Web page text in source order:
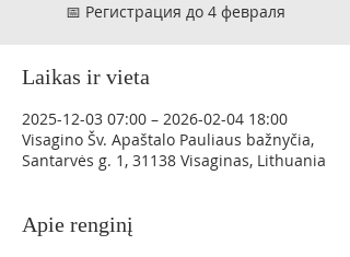
📅 Регистрация до 4 февраля
Laikas ir vieta
2025-12-03 07:00 – 2026-02-04 18:00
Visagino Šv. Apaštalo Pauliaus bažnyčia,
Santarvės g. 1, 31138 Visaginas, Lithuania
Apie renginį